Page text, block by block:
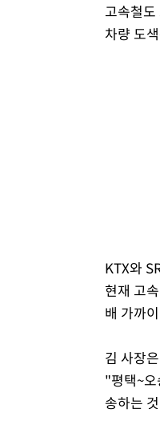
고속철
차량 도
KTX와
현재 고
배 가까
김 사장
"평택~오
송하는